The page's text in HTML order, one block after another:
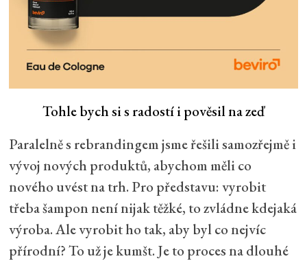
Tohle bych si s radostí i pověsil na zeď
Paralelně s rebrandingem jsme řešili samozřejmě i
vývoj nových produktů, abychom měli co
nového uvést na trh. Pro představu: vyrobit
třeba šampon není nijak těžké, to zvládne kdejaká
výroba. Ale vyrobit ho tak, aby byl co nejvíc
přírodní? To už je kumšt. Je to proces na dlouhé